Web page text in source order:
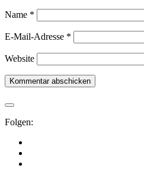
Name *
E-Mail-Adresse *
Website
Folgen: